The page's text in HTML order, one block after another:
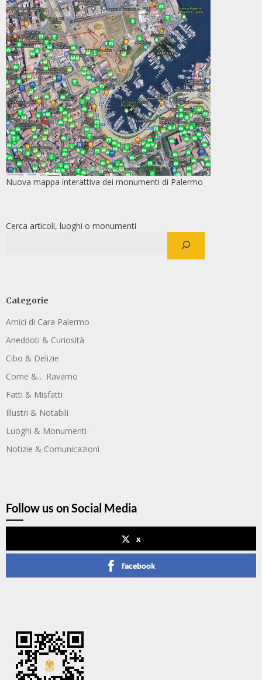
Nuova mappa interattiva dei monumenti di Palermo
Cerca articoli, luoghi o monumenti
Categorie
Amici di Cara Palermo
Aneddoti & Curiosità
Cibo & Delizie
Come &… Ravamo
Fatti & Misfatti
Illustri & Notabili
Luoghi & Monumenti
Notizie & Comunicazioni
Follow us on Social Media
x
facebook